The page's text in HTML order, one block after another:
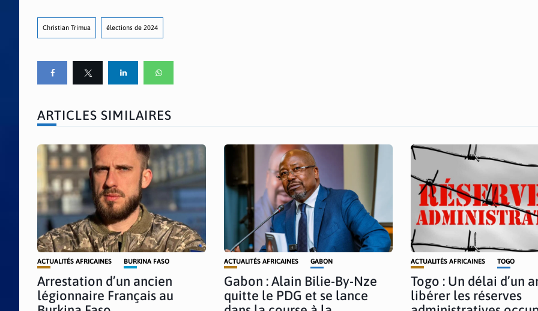
Christian Trimua élections de 2024
ARTICLES SIMILAIRES
ACTUALITÉS AFRICAINES BURKINA FASO
Arrestation d’un ancien
légionnaire Français au
ACTUALITÉS AFRICAINES GABON
Gabon : Alain Bilie-By-Nze
quitte le PDG et se lance
ACTUALITÉS AFRICAINES TOGO
Togo : Un délai d’un
libérer les réserves